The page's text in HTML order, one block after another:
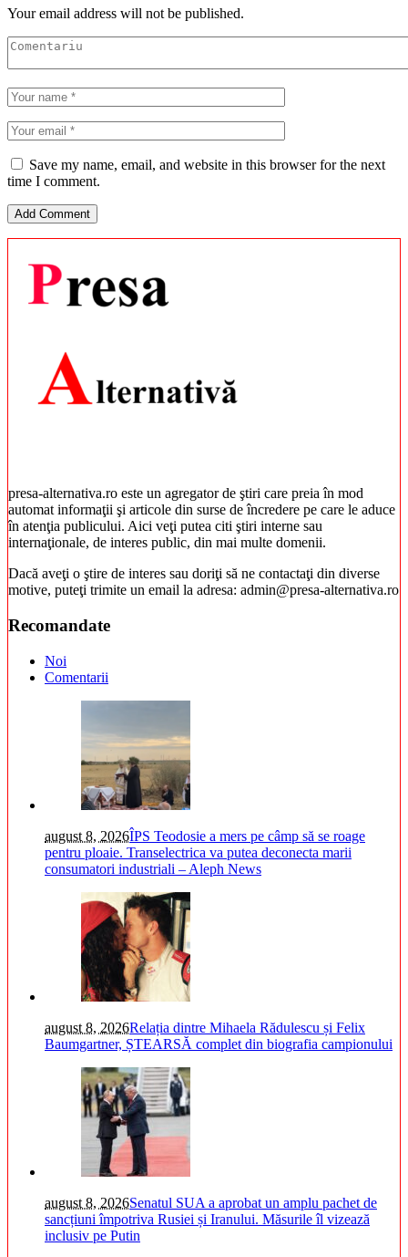
Your email address will not be published.
Save my name, email, and website in this browser for the next
time I comment.
presa-alternativa.ro este un agregator de ştiri care preia în mod
automat informaţii şi articole din surse de încredere pe care le aduce
în atenţia publicului. Aici veţi putea citi ştiri interne sau
internaţionale, de interes public, din mai multe domenii.
Dacă aveţi o ştire de interes sau doriţi să ne contactaţi din diverse
motive, puteţi trimite un email la adresa: admin@presa-alternativa.ro
Recomandate
Noi
Comentarii
august 8, 2026ÎPS Teodosie a mers pe câmp să se roage
pentru ploaie. Transelectrica va putea deconecta marii
consumatori industriali – Aleph News
august 8, 2026Relația dintre Mihaela Rădulescu și Felix
Baumgartner, ȘTEARSĂ complet din biografia campionului
august 8, 2026Senatul SUA a aprobat un amplu pachet de
sancțiuni împotriva Rusiei și Iranului. Măsurile îl vizează
inclusiv pe Putin